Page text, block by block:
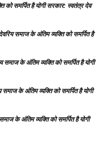
को समर्पित है योगी सरकार: स्वतंत्र देव
समाज के अंतिम व्यक्ति को समर्पित है
समाज के अंतिम व्यक्ति को समर्पित है योगी
समाज के अंतिम व्यक्ति को समर्पित है योगी
के अंतिम व्यक्ति को समर्पित है योगी